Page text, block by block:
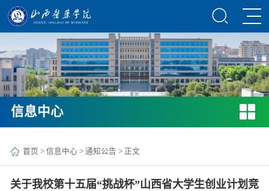
信息中心
首页 > 信息中心 > 通知公告 > 正文
关于我校第十五届“挑战杯”山西省大学生创业计划竞